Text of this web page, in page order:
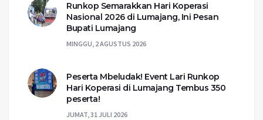
Runkop Semarakkan Hari Koperasi
Nasional 2026 di Lumajang, Ini Pesan
Bupati Lumajang
MINGGU, 2 AGUSTUS 2026
Peserta Mbeludak! Event Lari Runkop
Hari Koperasi di Lumajang Tembus 350
peserta!
JUMAT, 31 JULI 2026